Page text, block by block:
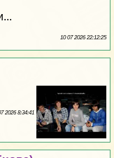
10 07 2026 22:12:25
2026 8:34:41